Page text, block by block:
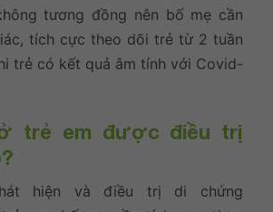
tương đồng nên bố mẹ cần
tích cực theo dõi trẻ từ 2 tuần
trẻ có kết quả âm tính với Covid-
trẻ em được điều trị
hiện và điều trị di chứng